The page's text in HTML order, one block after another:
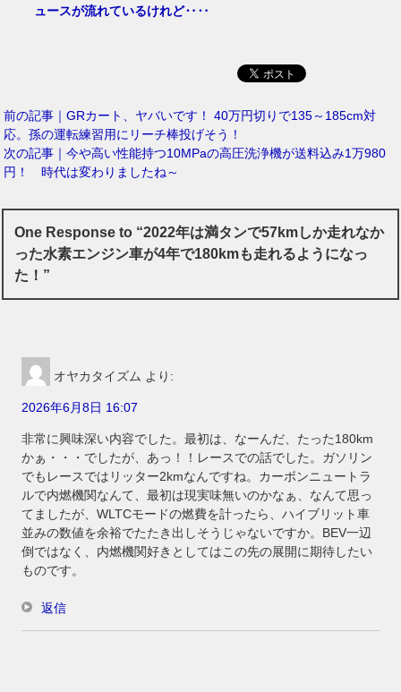
ュースが流れているけれど‥‥
前の記事｜GRカート、ヤバいです！ 40万円切りで135～185cm対
応。孫の運転練習用にリーチ棒投げそう！
次の記事｜今や高い性能持つ10MPaの高圧洗浄機が送料込み1万980
円！ 時代は変わりましたね～
One Response to “2022年は満タンで57kmしか走れなか
った水素エンジン車が4年で180kmも走れるようになっ
た！”
オヤカタイズム より:
2026年6月8日 16:07
非常に興味深い内容でした。最初は、なーんだ、たった180km
かぁ・・・でしたが、あっ！！レースでの話でした。ガソリン
でもレースではリッター2kmなんですね。カーボンニュートラ
ルで内燃機関なんて、最初は現実味無いのかなぁ、なんて思っ
てましたが、WLTCモードの燃費を計ったら、ハイブリット車
並みの数値を余裕でたたき出しそうじゃないですか。BEV一辺
倒ではなく、内燃機関好きとしてはこの先の展開に期待したい
ものです。
返信